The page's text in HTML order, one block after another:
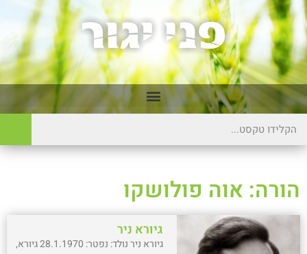
הורה: אוה פולושקו
גיורא ניר
גיורא ניר נולד: נפטר: 28.1.1970 גיורא,